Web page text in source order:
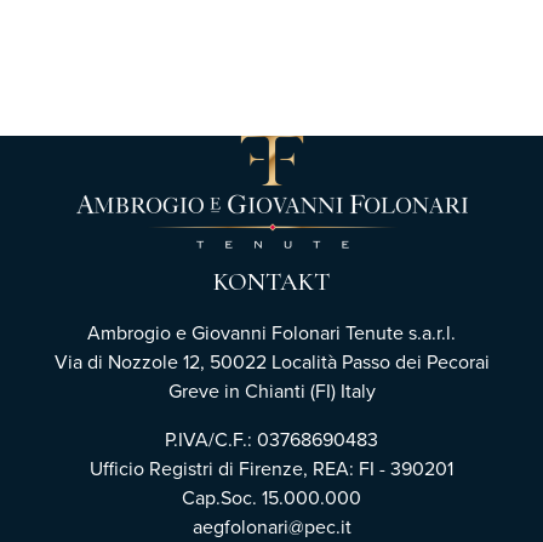
KONTAKT
Ambrogio e Giovanni Folonari Tenute s.a.r.l.
Via di Nozzole 12, 50022 Località Passo dei Pecorai
Greve in Chianti (FI) Italy
P.IVA/C.F.: 03768690483
Ufficio Registri di Firenze, REA: FI - 390201
Cap.Soc. 15.000.000
aegfolonari@pec.it